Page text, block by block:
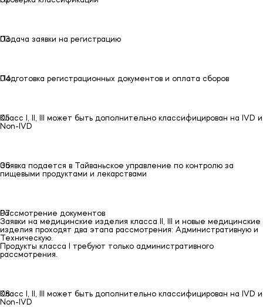
03
Подача заявки на регистрацию
04
Подготовка регистрационных документов и оплата сборов
05
Класс I, II, III может быть дополнительно классифицирован на IVD и
Non-IVD
06
Заявка подается в Тайваньское управление по контролю за
пищевыми продуктами и лекарствами
07
Рассмотрение документов
Заявки на медицинские изделия класса II, III и новые медицинские
изделия проходят два этапа рассмотрения: Административную и
Техническую.
Продукты класса I требуют только административного
рассмотрения.
08
Класс I, II, III может быть дополнительно классифицирован на IVD и
Non-IVD